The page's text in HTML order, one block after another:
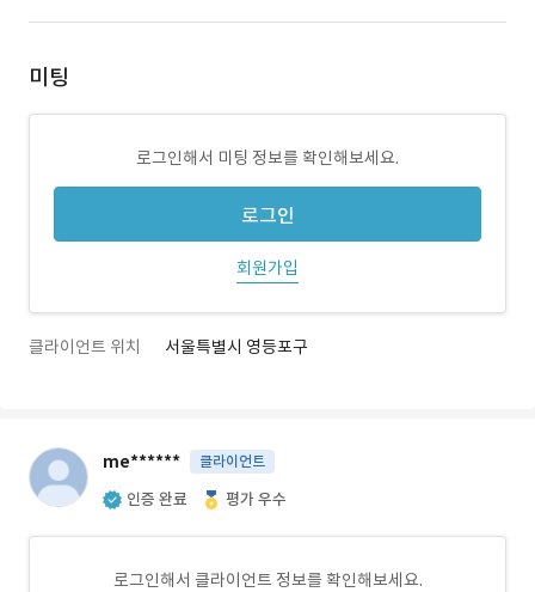
미팅
로그인해서 미팅 정보를 확인해보세요.
로그인
회원가입
클라이언트 위치 서울특별시 영등포구
me****** 클라이언트
인증 완료 평가 우수
로그인해서 클라이언트 정보를 확인해보세요.